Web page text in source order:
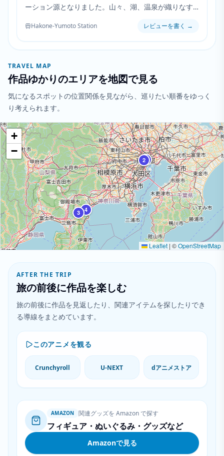
ーション源となりました。山々、湖、温泉が織りなす
市の数多くの導入ショットの背景として機能していま
す。
Hakone-Yumoto Station レビューを書く →
TRAVEL MAP
作品ゆかりのエリアを地図で見る
気になるスポットの位置関係を見ながら、巡りたい順番をゆっく
り考えられます。
1
2
3 4
+
−
Leaflet | ©OpenStreetMap
AFTER THE TRIP
旅の前後に作品を楽しむ
旅の前後に作品を見返したり、関連アイテムを探したりでき
る導線をまとめています。
このアニメを観る
Crunchyroll U-NEXT dアニメストア
AMAZON 関連グッズを Amazon で探す
フィギュア・ぬいぐるみ・グッズなど
Amazonで見る